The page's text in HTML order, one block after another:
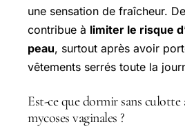
une sensation de fraîcheur.
contribue à limiter le risque
peau, surtout après avoir
vêtements serrés toute la
Est-ce que dormir sans culotte
mycoses vaginales ?